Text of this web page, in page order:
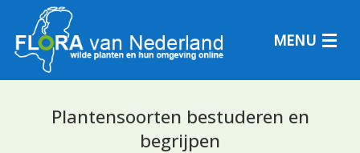
MENU
Plantensoorten bestuderen en
begrijpen